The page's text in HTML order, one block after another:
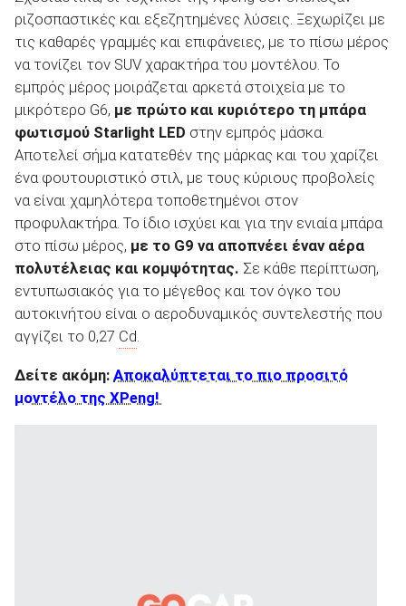
ριζοσπαστικές και εξεζητημένες λύσεις. Ξεχωρίζει με
τις καθαρές γραμμές και επιφάνειες, με το πίσω μέρος
να τονίζει τον SUV χαρακτήρα του μοντέλου. Το
εμπρός μέρος μοιράζεται αρκετά στοιχεία με το
μικρότερο G6, με πρώτο και κυριότερο τη μπάρα
φωτισμού Starlight LED στην εμπρός μάσκα.
Αποτελεί σήμα κατατεθέν της μάρκας και του χαρίζει
ένα φουτουριστικό στιλ, με τους κύριους προβολείς
να είναι χαμηλότερα τοποθετημένοι στον
προφυλακτήρα. Το ίδιο ισχύει και για την ενιαία μπάρα
στο πίσω μέρος, με το G9 να αποπνέει έναν αέρα
πολυτέλειας και κομψότητας. Σε κάθε περίπτωση,
εντυπωσιακός για το μέγεθος και τον όγκο του
αυτοκινήτου είναι ο αεροδυναμικός συντελεστής που
αγγίζει το 0,27 Cd
Δείτε ακόμη: Αποκαλύπτεται το πιο προσιτό
μοντέλο της XPeng!